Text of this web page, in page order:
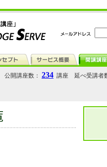
公開講座数： 234 講座 延べ受講者